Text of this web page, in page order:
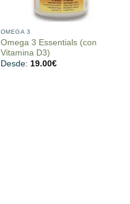
OMEGA 3
Omega 3 Essentials (con
Vitamina D3)
Desde: 19.00€